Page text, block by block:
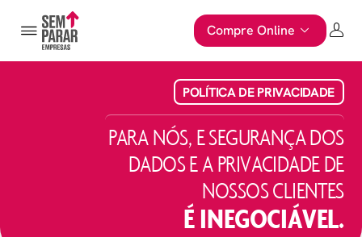
Compre Online
POLÍTICA DE PRIVACIDADE
PARA NÓS, E SEGURANÇA DOS
DADOS E A PRIVACIDADE DE
NOSSOS CLIENTES
É INEGOCIÁVEL.